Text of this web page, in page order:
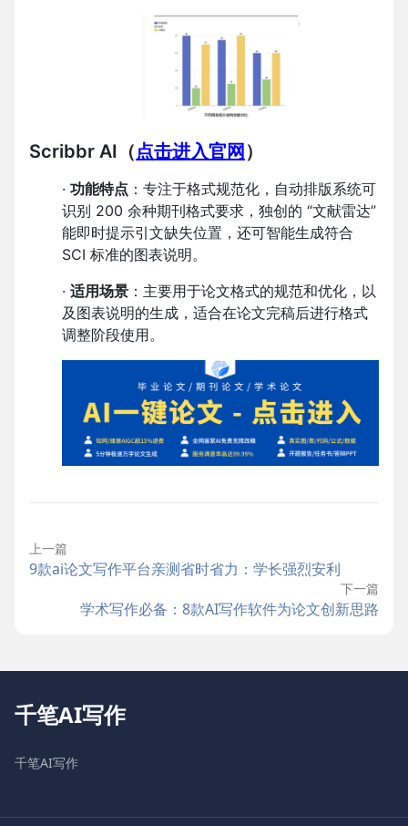
Scribbr AI （点击进入官网 ）
· 功能特点 ：专注于格式规范化，自动排版系统可
识别 200 余种期刊格式要求，独创的 “文献雷达”
能即时提示引文缺失位置，还可智能生成符合
SCI 标准的图表说明。
· 适用场景 ：主要用于论文格式的规范和优化，以
及图表说明的生成，适合在论文完稿后进行格式
调整阶段使用。
上一篇
9款ai论文写作平台亲测省时省力：学长强烈安利
下一篇
学术写作必备：8款AI写作软件为论文创新思路
千笔AI写作
千笔AI写作